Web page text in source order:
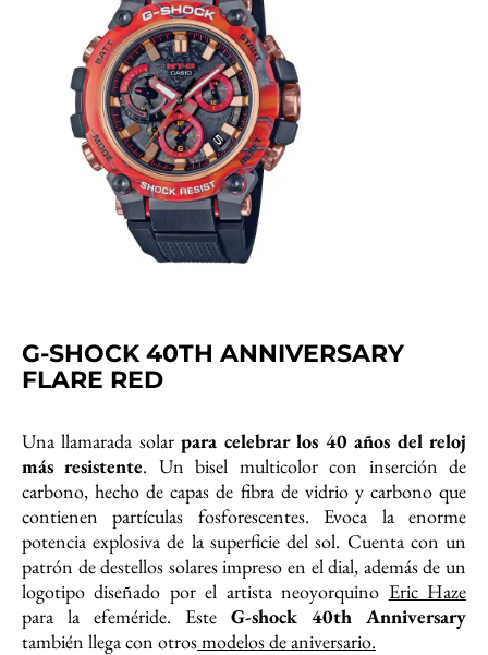
G-SHOCK 40TH ANNIVERSARY
FLARE RED
Una llamarada solarpara celebrar los 40 años del reloj
más resistente. Un bisel multicolor con inserción de
carbono, hecho de capas de fibra de vidrio y carbono que
contienen partículas fosforescentes. Evoca la enorme
potencia explosiva de la superficie del sol. Cuenta con un
patrón de destellos solares impreso en el dial, además de un
logotipo diseñado por el artista neoyorquino Eric Haze
para la efeméride. Este G-shock 40th Anniversary
también llega con otrosmodelos de aniversario.